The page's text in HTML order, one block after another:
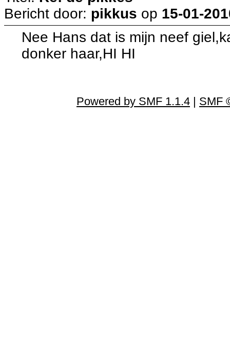
Bericht door: pikkus op 15-01-
Nee Hans dat is mijn neef
donker haar,HI HI
Powered by SMF 1.1.4 | SMF